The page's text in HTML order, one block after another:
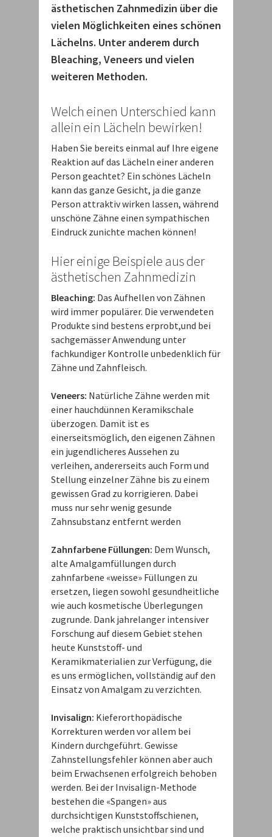
ästhetischen Zahnmedizin über die
vielen Möglichkeiten eines schönen
Lächelns. Unter anderem durch
Bleaching, Veneers und vielen
weiteren Methoden.
Welch einen Unterschied kann
allein ein Lächeln bewirken!
Haben Sie bereits einmal auf Ihre eigene
Reaktion auf das Lächeln einer anderen
Person geachtet? Ein schönes Lächeln
kann das ganze Gesicht, ja die ganze
Person attraktiv wirken lassen, während
unschöne Zähne einen sympathischen
Eindruck zunichte machen können!
Hier einige Beispiele aus der
ästhetischen Zahnmedizin
Bleaching: Das Aufhellen von Zähnen
wird immer populärer. Die verwendeten
Produkte sind bestens erprobt,und bei
sachgemässer Anwendung unter
fachkundiger Kontrolle unbedenklich für
Zähne und Zahnfleisch.
Veneers: Natürliche Zähne werden mit
einer hauchdünnen Keramikschale
überzogen. Damit ist es
einerseitsmöglich, den eigenen Zähnen
ein jugendlicheres Aussehen zu
verleihen, andererseits auch Form und
Stellung einzelner Zähne bis zu einem
gewissen Grad zu korrigieren. Dabei
muss nur sehr wenig gesunde
Zahnsubstanz entfernt werden
Zahnfarbene Füllungen: Dem Wunsch,
alte Amalgamfüllungen durch
zahnfarbene «weisse» Füllungen zu
ersetzen, liegen sowohl gesundheitliche
wie auch kosmetische Überlegungen
zugrunde. Dank jahrelanger intensiver
Forschung auf diesem Gebiet stehen
heute Kunststoff- und
Keramikmaterialien zur Verfügung, die
es uns ermöglichen, vollständig auf den
Einsatz von Amalgam zu verzichten.
Invisalign: Kieferorthopädische
Korrekturen werden vor allem bei
Kindern durchgeführt. Gewisse
Zahnstellungsfehler können aber auch
beim Erwachsenen erfolgreich behoben
werden. Bei der Invisalign-Methode
bestehen die «Spangen» aus
durchsichtigen Kunststoffschienen,
welche praktisch unsichtbar sind und